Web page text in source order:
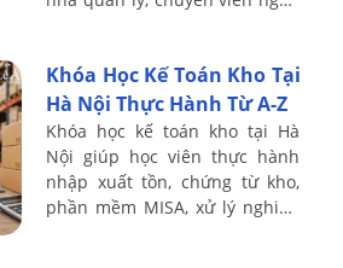
hiểu số ...
Khóa Học Kế Toán Kho Tại
Hà Nội Thực Hành Từ A-Z
Khóa học kế toán kho tại Hà
Nội giúp học viên thực hành
nhập xuất tồn, chứng từ kho,
phần mềm MISA, xử lý nghiệp